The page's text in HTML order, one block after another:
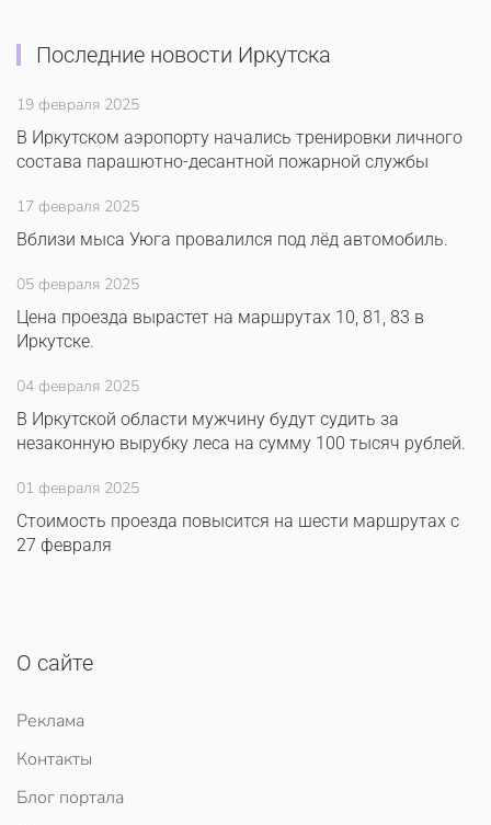
Последние новости Иркутска
19 февраля 2025
В Иркутском аэропорту начались тренировки личного
состава парашютно-десантной пожарной службы
17 февраля 2025
Вблизи мыса Уюга провалился под лёд автомобиль.
05 февраля 2025
Цена проезда вырастет на маршрутах 10, 81, 83 в
Иркутске.
04 февраля 2025
В Иркутской области мужчину будут судить за
незаконную вырубку леса на сумму 100 тысяч рублей.
01 февраля 2025
Стоимость проезда повысится на шести маршрутах с
27 февраля
О сайте
Реклама
Контакты
Блог портала